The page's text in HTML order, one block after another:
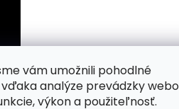
vám umožnili pohodlné
analýze prevádzky
výkon a použiteľnosť.
čaká? Pozrite si náš